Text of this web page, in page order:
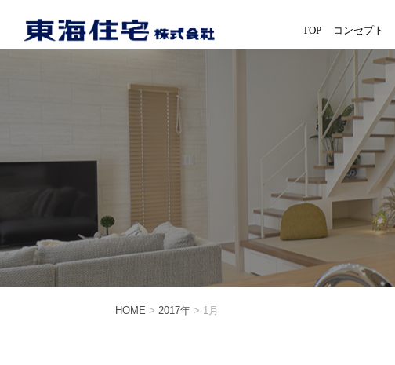
TOP コンセプト
HOME > 2017年 > 1月